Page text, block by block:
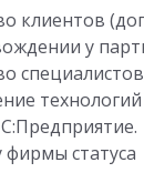
клиентов
у
фирмы статуса